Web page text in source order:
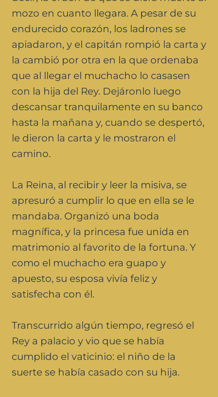
mozo en cuanto llegara. A pesar de su
endurecido corazón, los ladrones se
apiadaron, y el capitán rompió la carta y
la cambió por otra en la que ordenaba
que al llegar el muchacho lo casasen
con la hija del Rey. Dejáronlo luego
descansar tranquilamente en su banco
hasta la mañana y, cuando se despertó,
le dieron la carta y le mostraron el
camino.
La Reina, al recibir y leer la misiva, se
apresuró a cumplir lo que en ella se le
mandaba. Organizó una boda
magnífica, y la princesa fue unida en
matrimonio al favorito de la fortuna. Y
como el muchacho era guapo y
apuesto, su esposa vivía feliz y
satisfecha con él.
Transcurrido algún tiempo, regresó el
Rey a palacio y vio que se había
cumplido el vaticinio: el niño de la
suerte se había casado con su hija.